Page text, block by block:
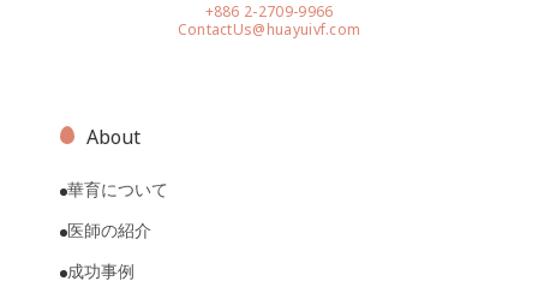
+886 2-2709-9966
ContactUs@huayuivf.com
About
華育について
医師の紹介
成功事例